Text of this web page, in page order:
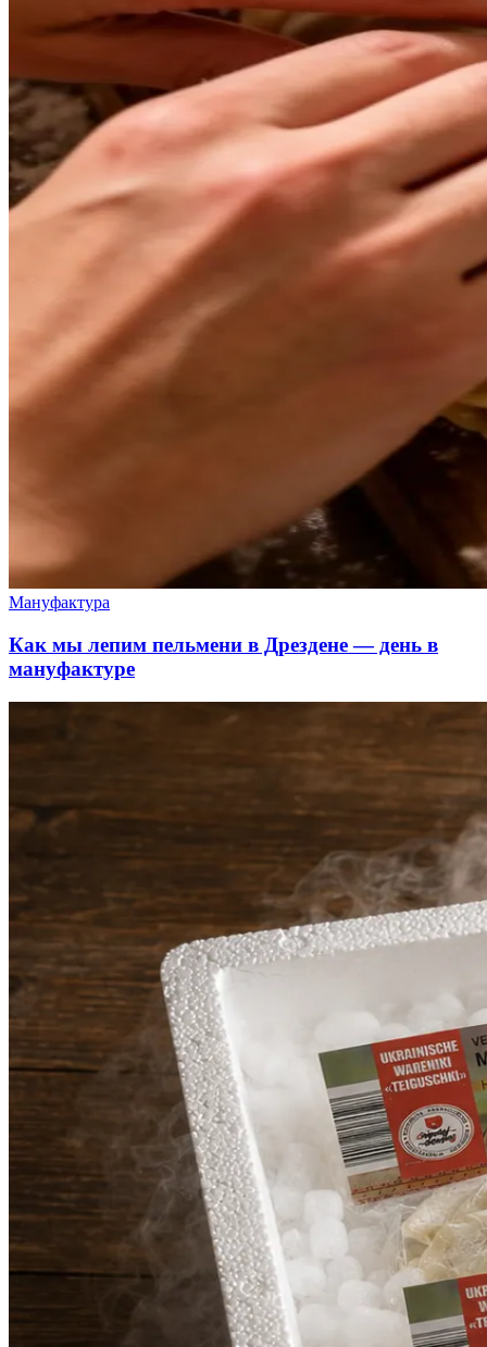
Мануфактура
Как мы лепим пельмени в Дрездене — день в
мануфактуре